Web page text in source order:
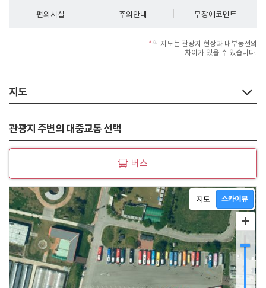
, NGII
편의시설 주의안내 무장애코멘트
*위 지도는 관광지 현장과 내부동선의
차이가 있을 수 있습니다.
지도
관광지 주변의 대중교통 선택
버스